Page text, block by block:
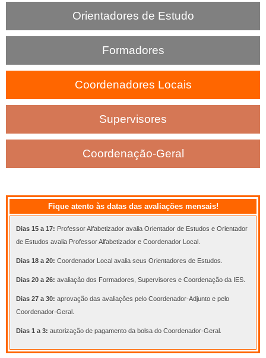
n
Orientadores de Estudo
Formadores
Coordenadores Locais
Supervisores
Coordenação-Geral
Fique atento às datas das avaliações mensais!
Dias 15 a 17: Professor Alfabetizador avalia Orientador de Estudos e Orientador
de Estudos avalia Professor Alfabetizador e Coordenador Local.
Dias 18 a 20: Coordenador Local avalia seus Orientadores de Estudos.
Dias 20 a 26: avaliação dos Formadores, Supervisores e Coordenação da IES.
Dias 27 a 30: aprovação das avaliações pelo Coordenador-Adjunto e pelo
Coordenador-Geral.
Dias 1 a 3: autorização de pagamento da bolsa do Coordenador-Geral.